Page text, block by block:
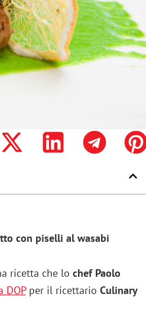
con piselli al wasabi
ricetta che lo chef Paolo
DOPper il ricettario Culinary